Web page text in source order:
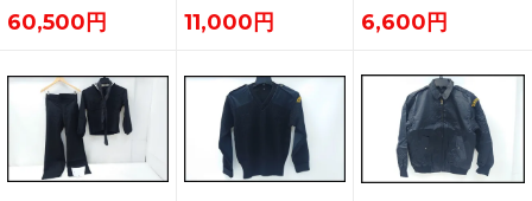
60,500円 11,000円 6,600円